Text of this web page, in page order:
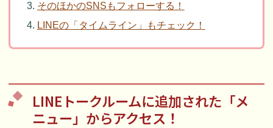
そのほかのSNSもフォローする！
LINEの「タイムライン」もチェック！
LINEトークルームに追加された「メ
ニュー」からアクセス！